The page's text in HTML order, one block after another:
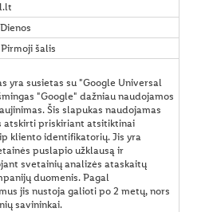
Pirmoji šalis
yra susietas su "Google Universal
"Google" dažniau naudojamos
Šis slapukas naudojamas
atskirti priskiriant atsitiktinai
kliento identifikatorių. Jis yra
puslapio užklausą ir
svetainių analizės ataskaitų
duomenis. Pagal
jis nustoja galioti po 2 metų, nors
savininkai.